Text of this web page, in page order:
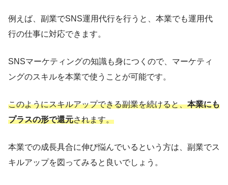
例えば、副業でSNS運用代行を行うと、本業でも運用代
行の仕事に対応できます。
SNSマーケティングの知識も身につくので、マーケティ
ングのスキルを本業で使うことが可能です。
このようにスキルアップできる副業を続けると、本業にも
プラスの形で還元されます。
本業での成長具合に伸び悩んでいるという方は、副業でス
キルアップを図ってみると良いでしょう。